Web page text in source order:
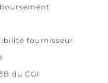
fournisseur
du CGI